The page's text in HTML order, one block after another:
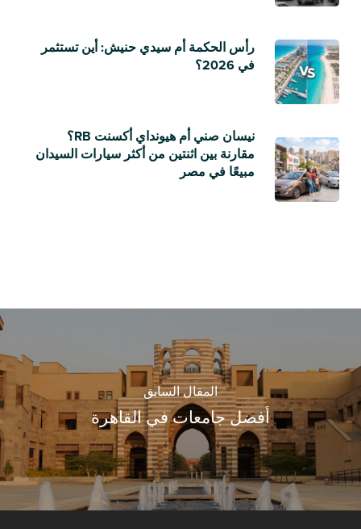
رأس الحكمة أم سيدي حنيش: أين تستثمر
في 2026؟
نيسان صني أم هيونداي أكسنت RB؟
مقارنة بين اثنتين من أكثر سيارات السيدان
مبيعًا في مصر
المقال السابق
أفضل جامعات في القاهرة